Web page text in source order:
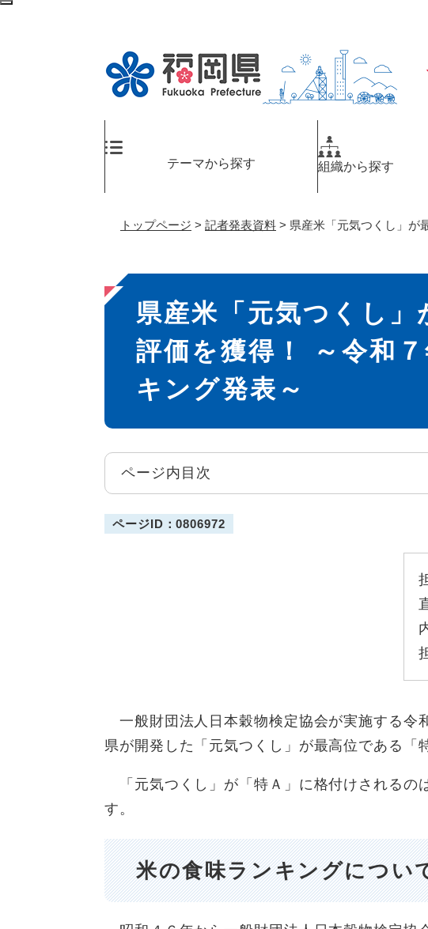
ペ
メ
テーマから探す 組織から探す
トップページ > 記者発表資料 > 県産米「元気つくし」が
本
文
県産米「元気つくし
評価を獲得！ ～令和
キング発表～
ページ内目次
ページID：0806972
一般財団法人日本穀物検定協会が実施する令
県が開発した「元気つくし」が最高位である「
「元気つくし」が「特Ａ」に格付けされるの
す。
米の食味ランキングについ